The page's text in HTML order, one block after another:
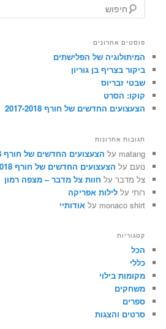
י
ופוסטים אחרונים
המיתולוגיה של הפלישתים
ביקור בצריף בן גוריון
שבטי זבריוס
קוקו: הסרט
הצעצועים החדשים של חורף 2017-2018
תגובות אחרונות
matang על הצעצועים החדשים של חורף 2017-2018
נועם על הצעצועים החדשים של חורף 2017-2018
צל מדבר על חוות צל מדבר – מצפה רמון
רותי עללילות אפריקה
monaco shirt עלאודותיי
קטגוריות
הכל
כללי
מקומות בילוי
משחקים
ספרים
סרטים והצגות